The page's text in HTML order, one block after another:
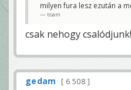
milyen fura lesz ezután a
toam
csak nehogy csalódjunk!
gedam
6 508